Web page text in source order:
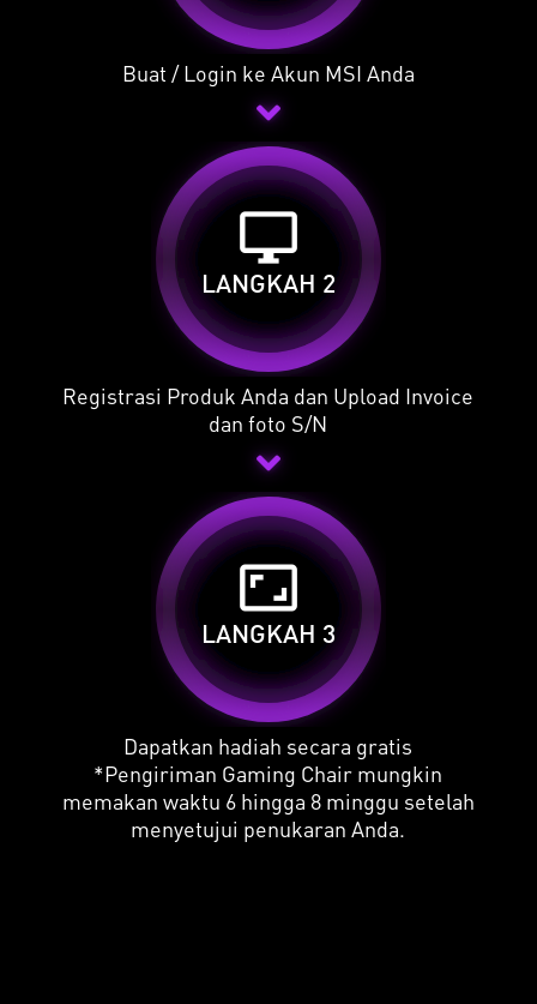
Buat / Login ke Akun MSI Anda
desktop_windows
LANGKAH 2
Registrasi Produk Anda dan Upload Invoice
dan foto S/N
aspect_ratio
LANGKAH 3
Dapatkan hadiah secara gratis
*Pengiriman Gaming Chair mungkin
memakan waktu 6 hingga 8 minggu setelah
menyetujui penukaran Anda.